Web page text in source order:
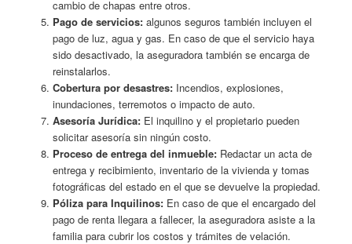
cambio de chapas entre otros.
Pago de servicios:algunos seguros también incluyen el
pago de luz, agua y gas. En caso de que el servicio haya
sido desactivado, la aseguradora también se encarga de
reinstalarlos.
Cobertura por desastres:Incendios, explosiones,
inundaciones, terremotos o impacto de auto.
Asesoría Jurídica:El inquilino y el propietario pueden
solicitar asesoría sin ningún costo.
Proceso de entrega del inmueble:Redactar un acta de
entrega y recibimiento, inventario de la vivienda y tomas
fotográficas del estado en el que se devuelve la propiedad.
Póliza para Inquilinos:En caso de que el encargado del
pago de renta llegara a fallecer, la aseguradora asiste a la
familia para cubrir los costos y trámites de velación.